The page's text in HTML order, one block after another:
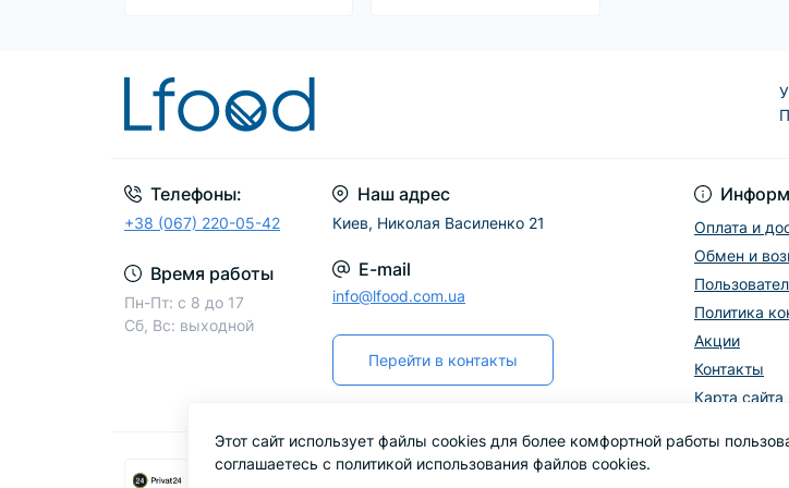
Телефоны:
+38 (067) 220-05-42
Время работы
Пн-Пт: с 8 до 17
Сб, Вс: выходной
Наш адрес
Киев, Николая Василенко 21
E-mail
info@lfood.com.ua
Перейти в контакты
Оплата и
Обмен и
Политика
Акции
Контакты
Карта сайта
Этот сайт использует файлы cookies для более комфортной работы
соглашаетесь с политикой использования файлов cookies.